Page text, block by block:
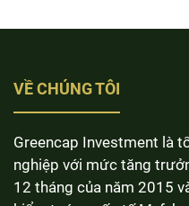
VỀ CHÚNG TÔI
Greencap Investment là
nghiệp với mức tăng
12 tháng của năm 2015